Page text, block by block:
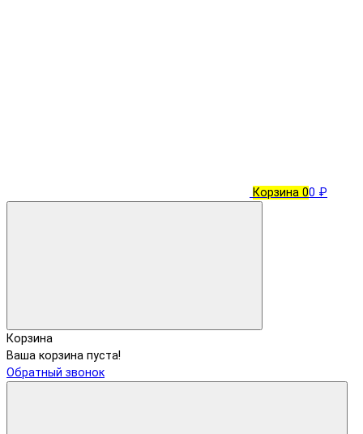
Корзина 00 ₽
Корзина
Ваша корзина пуста!
Обратный звонок